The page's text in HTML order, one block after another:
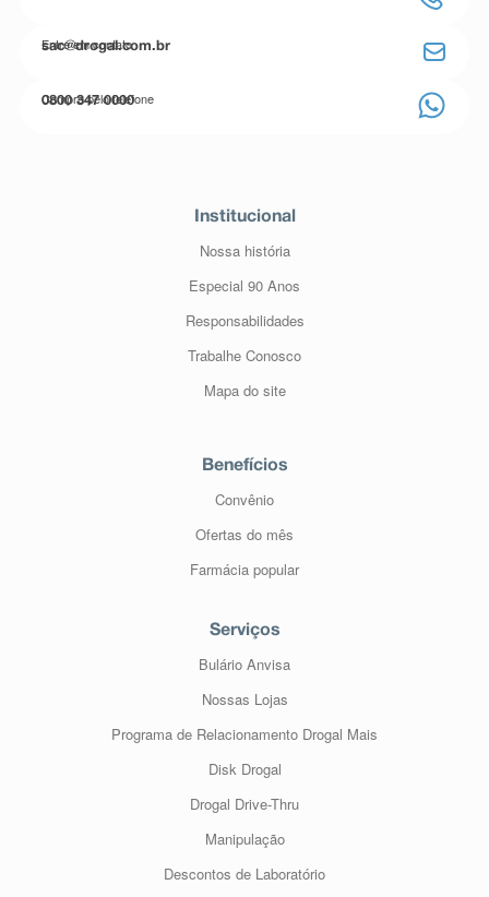
Entre em contato
sac@drogal.com.br
Compre pelo telefone
0800 347 0000
Institucional
Nossa história
Especial 90 Anos
Responsabilidades
Trabalhe Conosco
Mapa do site
Benefícios
Convênio
Ofertas do mês
Farmácia popular
Serviços
Bulário Anvisa
Nossas Lojas
Programa de Relacionamento Drogal Mais
Disk Drogal
Drogal Drive-Thru
Manipulação
Descontos de Laboratório